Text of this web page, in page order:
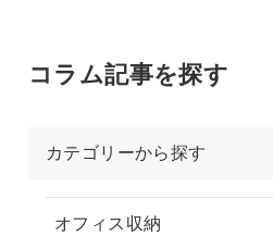
コラム記事を探す
カテゴリーから探す
オフィス収納